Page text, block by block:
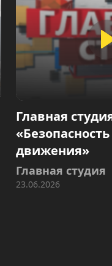
Главная
движения»
Главная студия
23.06.2026